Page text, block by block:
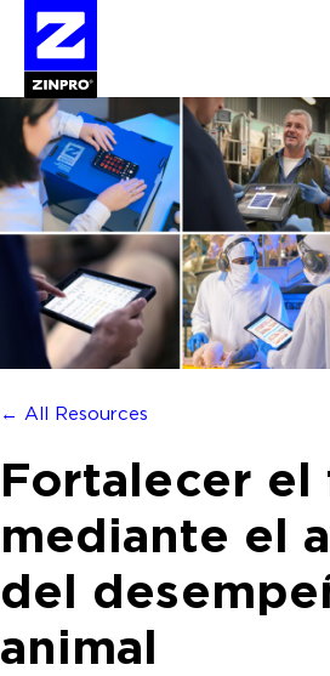
Buscar:
← All Resources
Fortalecer el
mediante el
del
animal